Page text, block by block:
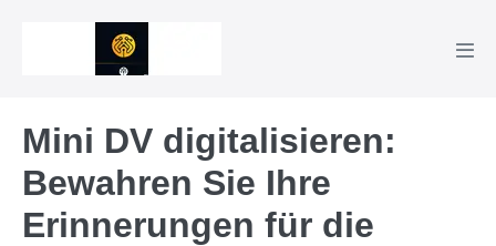
Mini DV digitalisieren:
Bewahren Sie Ihre
Erinnerungen für die